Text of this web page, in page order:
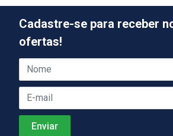
Cadastre-se para receber
ofertas!